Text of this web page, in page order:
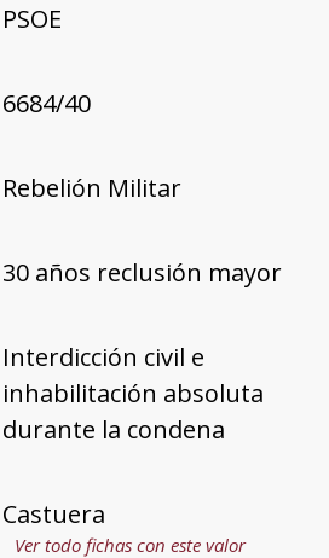
PSOE
6684/40
Rebelión Militar
30 años reclusión mayor
Interdicción civil e
inhabilitación absoluta
durante la condena
Castuera
Ver todo fichas con este valor